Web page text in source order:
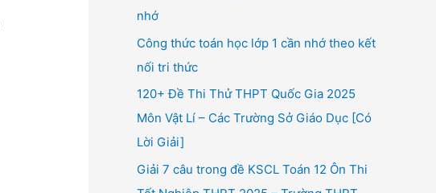
r
:
nhớ
Công thức toán học lớp 1 cần nhớ theo kết
nối tri thức
120+ Đề Thi Thử THPT Quốc Gia 2025
Môn Vật Lí – Các Trường Sở Giáo Dục [Có
Lời Giải]
Giải 7 câu trong đề KSCL Toán 12 Ôn Thi